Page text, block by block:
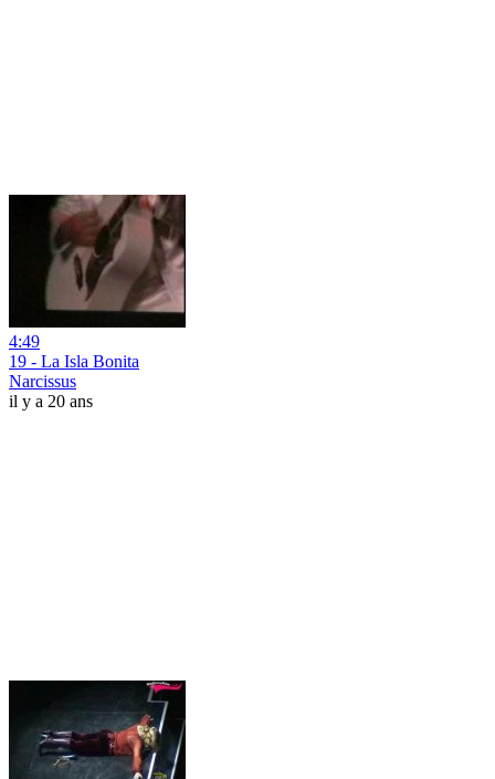
4:49
19 - La Isla Bonita
Narcissus
il y a 20 ans